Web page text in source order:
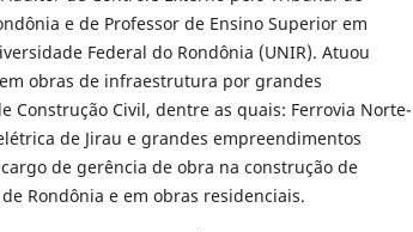
e de Professor de Ensino Superior em
Federal do Rondônia (UNIR). Atuou
obras de infraestrutura por grandes
Construção Civil, dentre as quais: Ferrovia Norte-
de Jirau e grandes empreendimentos
de gerência de obra na construção de
Rondônia e em obras residenciais.